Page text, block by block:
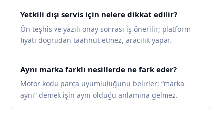
Yetkili dışı servis için nelere dikkat edilir?
Ön teşhis ve yazılı onay sonrası iş önerilir; platform
fiyatı doğrudan taahhüt etmez, aracılık yapar.
Aynı marka farklı nesillerde ne fark eder?
Motor kodu parça uyumluluğunu belirler; “marka
aynı” demek işin aynı olduğu anlamına gelmez.